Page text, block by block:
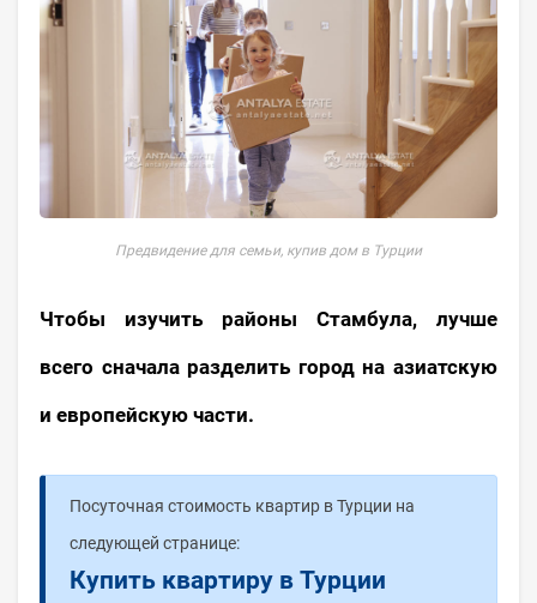
Предвидение для семьи, купив дом в Турции
Чтобы изучить районы Стамбула, лучше
всего сначала разделить город на азиатскую
и европейскую части.
Посуточная стоимость квартир в Турции на
следующей странице:
Купить квартиру в Турции